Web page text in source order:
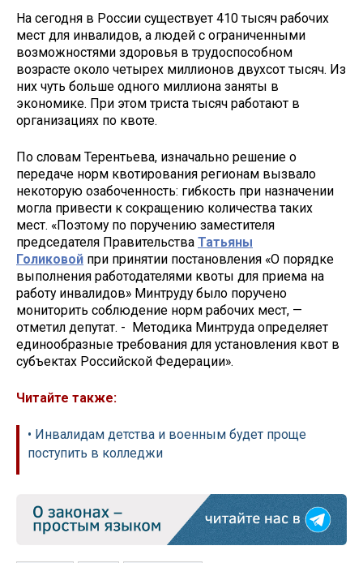
На сегодня в России существует 410 тысяч рабочих
мест для инвалидов, а людей с ограниченными
возможностями здоровья в трудоспособном
возрасте около четырех миллионов двухсот тысяч. Из
них чуть больше одного миллиона заняты в
экономике. При этом триста тысяч работают в
организациях по квоте.
По словам Терентьева, изначально решение о
передаче норм квотирования регионам вызвало
некоторую озабоченность: гибкость при назначении
могла привести к сокращению количества таких
мест. «Поэтому по поручению заместителя
председателя Правительства Татьяны
Голиковой при принятии постановления «О порядке
выполнения работодателями квоты для приема на
работу инвалидов» Минтруду было поручено
мониторить соблюдение норм рабочих мест, —
отметил депутат. - Методика Минтруда определяет
единообразные требования для установления квот в
субъектах Российской Федерации».
Читайте также:
• Инвалидам детства и военным будет проще
поступить в колледжи